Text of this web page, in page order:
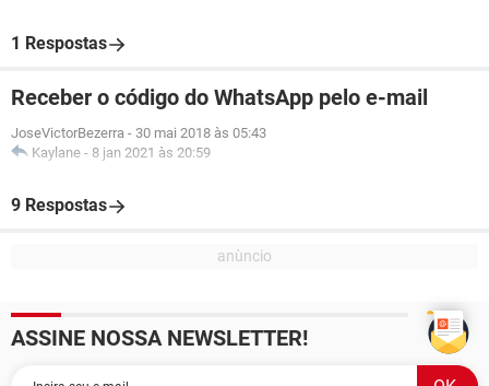
1 Respostas
Receber o código do WhatsApp pelo e-mail
JoseVictorBezerra - 30 mai 2018 às 05:43
Kaylane - 8 jan 2021 às 20:59
9 Respostas
ASSINE NOSSA NEWSLETTER!